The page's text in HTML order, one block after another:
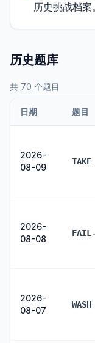
历史挑战档案。
历史题库
共 70 个题目
日期 题目
2026-
08-09
TAKE
2026-
08-08
FAIL
2026-
08-07
WASH